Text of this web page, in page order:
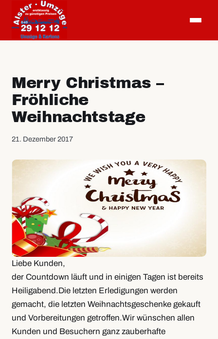
Merry Christmas –
Fröhliche
Weihnachtstage
21. Dezember 2017
Liebe Kunden,
der Countdown läuft und in einigen Tagen ist bereits
Heiligabend.Die letzten Erledigungen werden
gemacht, die letzten Weihnachtsgeschenke gekauft
und Vorbereitungen getroffen.Wir wünschen allen
Kunden und Besuchern ganz zauberhafte